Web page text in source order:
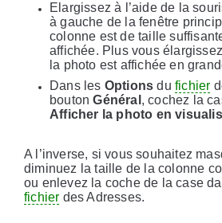
Elargissez à l’aide de la
à gauche de la fenêtre
colonne est de taille
affichée. Plus vous
la photo est affichée en
Dans les Options dufichier
boutonGénéral , cochez la
Afficher la photo en
A l’inverse, si vous souhaitez
diminuez la taille de la colonne
ou enlevez la coche de la case
fichier des Adresses.